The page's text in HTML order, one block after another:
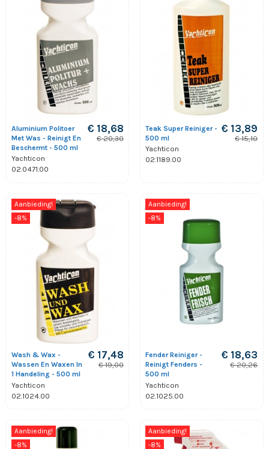
Aluminium Politoer
Met Was - Reinigt En
Beschermt - 500 ml
Yachticon
02.0471.00
€ 18,68
€ 20,30
Teak Super Reiniger -
500 ml
Yachticon
02.1189.00
€ 13,89
€ 15,10
Aanbieding!
-8%
Wash & Wax -
Wassen En Waxen In
1 Handeling - 500 ml
Yachticon
02.1024.00
€ 17,48
€ 19,00
Aanbieding!
-8%
Fender Reiniger -
Reinigt Fenders -
500 ml
Yachticon
02.1025.00
€ 18,63
€ 20,26
Aanbieding!
-8%
Aanbieding!
-8%